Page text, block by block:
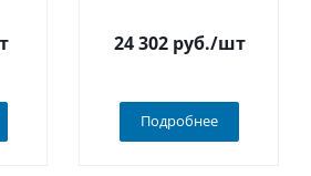
24 302руб./шт
Подробнее